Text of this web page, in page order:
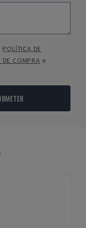
POLÍTICA DE
DE COMPRA e